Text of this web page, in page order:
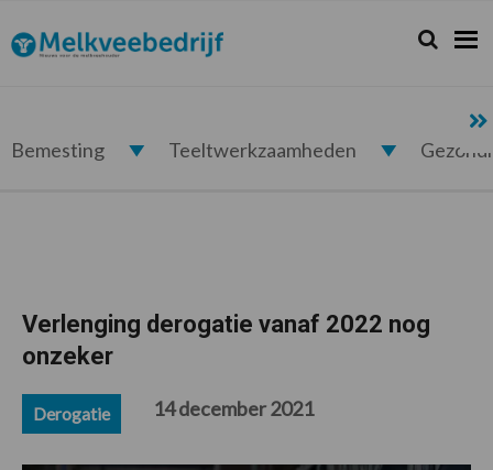
de
hoofdnavigatie
de
hoofd
de
eerste
de
voettekst
Melkveebedrijf.nl Zoeken...
Zoek
Bemesting Teeltwerkzaamheden
Verlenging derogatie vanaf 2022 nog
onzeker
Derogatie 14 december 2021